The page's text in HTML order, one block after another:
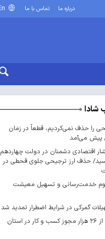
درباره ما تماس با ما
شادا
را حذف نمی‌کردیم، قطعاً در زمان
می‌آمد
اقتصادی دشمنان در دولت چهاردهم
حذف ارز ترجیحی جلوی قحطی در
خدمت‌رسانی و تسهیل معیشت
گمرکی در شرایط اضطرار تمدید شد
صدور بیش از ۲۶ هزار مجوز کسب‌ و کار در استان